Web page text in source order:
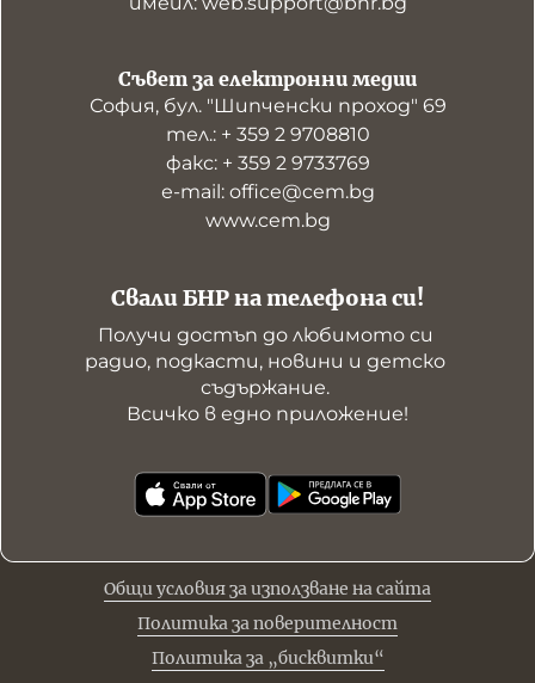
Свали БНР на телефона си!
Получи достъп до любимото си
радио, подкасти, новини и детско
съдържание.
Всичко в едно приложение!
Съвет за електронни медии
София, бул. "Шипченски проход" 69
тел.: + 359 2 9708810
факс: + 359 2 9733769
е-mail: office@cem.bg
www.cem.bg
Общи условия за използване на сайта
Политика за поверителност
Политика за „бисквитки“